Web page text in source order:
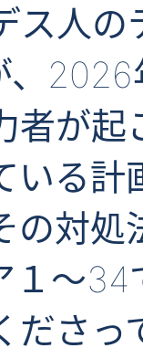
ス人の
、2026
者が起
いる計
の対処
１～34
ださっ